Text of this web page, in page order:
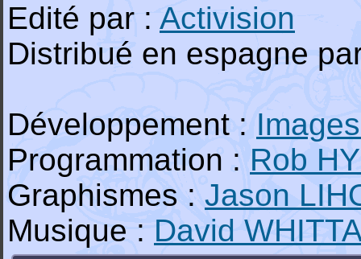
Edité par : Activision
Distribué en espagne
Développement :
Programmation : Rob
Graphismes : Jason
Musique : David